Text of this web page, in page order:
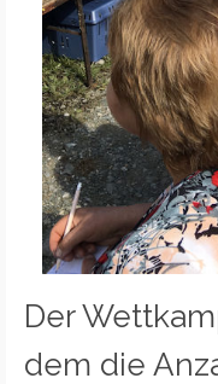
Der
dem die